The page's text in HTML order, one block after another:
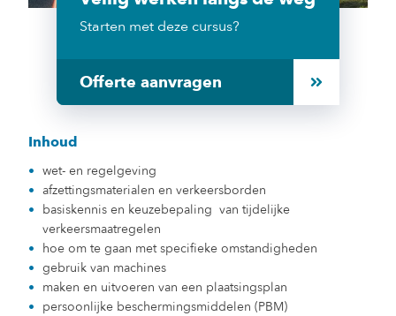
Starten met deze cursus?
Offerte aanvragen
Inhoud
wet- en regelgeving
afzettingsmaterialen en verkeersborden
basiskennis en keuzebepaling van tijdelijke
verkeersmaatregelen
hoe om te gaan met specifieke omstandigheden
gebruik van machines
maken en uitvoeren van een plaatsingsplan
persoonlijke beschermingsmiddelen (PBM)